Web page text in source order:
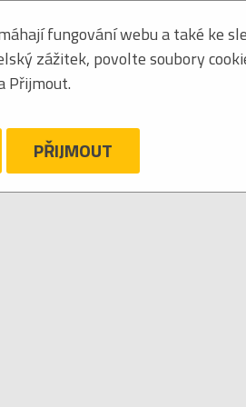
Zoradiť podľa: mená
fungování webu a také ke
zážitek, povolte soubory
Přijmout.
PŘIJMOUT